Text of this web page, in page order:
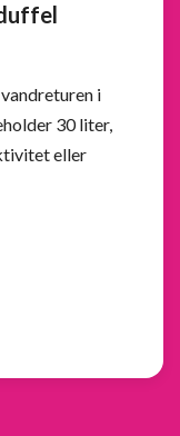
i
30 liter,
eller